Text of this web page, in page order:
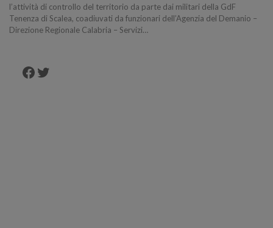
l’attività di controllo del territorio da parte dai militari della GdF
Tenenza di Scalea, coadiuvati da funzionari dell’Agenzia del Demanio –
Direzione Regionale Calabria – Servizi…
Facebook
Twitter